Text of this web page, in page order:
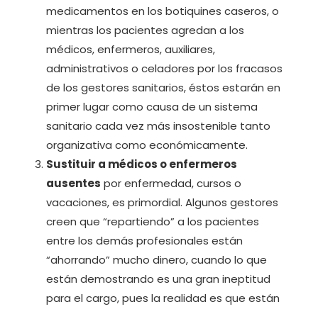
medicamentos en los botiquines caseros, o
mientras los pacientes agredan a los
médicos, enfermeros, auxiliares,
administrativos o celadores por los fracasos
de los gestores sanitarios, éstos estarán en
primer lugar como causa de un sistema
sanitario cada vez más insostenible tanto
organizativa como económicamente.
Sustituir a médicos o enfermeros
ausentes por enfermedad, cursos o
vacaciones, es primordial. Algunos gestores
creen que “repartiendo” a los pacientes
entre los demás profesionales están
“ahorrando” mucho dinero, cuando lo que
están demostrando es una gran ineptitud
para el cargo, pues la realidad es que están